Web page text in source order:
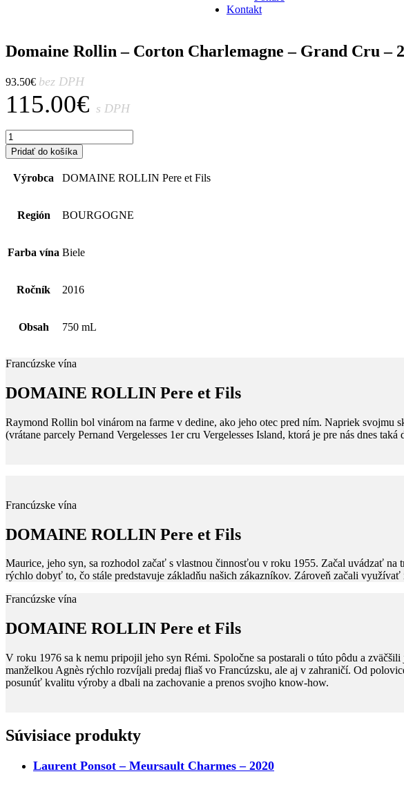
Kontakt
Domaine Rollin – Corton Charlemagne – Grand Cru –
93.50€ bez DPH
115.00€ s DPH
množstvo
Domaine
Rollin
Corton
Grand
-
2016
Pridať do košíka
Výrobca DOMAINE ROLLIN Pere et Fils
Región BOURGOGNE
Farba vína Biele
Ročník 2016
Obsah 750 mL
Francúzske vína
DOMAINE ROLLIN Pere et Fils
Raymond Rollin bol vinárom na farme v dedine, ako jeho otec pred ním. Napriek
(vrátane parcely Pernand Vergelesses 1er cru Vergelesses Island, ktorá je pre nás dnes taká
Francúzske vína
DOMAINE ROLLIN Pere et Fils
Maurice, jeho syn, sa rozhodol začať s vlastnou činnosťou v roku 1955. Začal uvádzať
rýchlo dobyť to, čo stále predstavuje základňu našich zákazníkov. Zároveň začali
Francúzske vína
DOMAINE ROLLIN Pere et Fils
V roku 1976 sa k nemu pripojil jeho syn Rémi. Spoločne sa postarali o túto pôdu a
manželkou Agnès rýchlo rozvíjali predaj fliaš vo Francúzsku, ale aj v zahraničí. Od
posunúť kvalitu výroby a dbali na zachovanie a prenos svojho know-how.
Súvisiace produkty
Laurent Ponsot – Meursault Charmes – 2020